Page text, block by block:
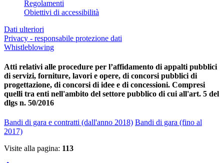
Regolamenti
Obiettivi di accessibilità
Dati ulteriori
Privacy - responsabile protezione dati
Whistleblowing
Atti relativi alle procedure per l’affidamento di appalti pubblici
di servizi, forniture, lavori e opere, di concorsi pubblici di
progettazione, di concorsi di idee e di concessioni. Compresi
quelli tra enti nell'ambito del settore pubblico di cui all'art. 5 del
dlgs n. 50/2016
Bandi di gara e contratti (dall'anno 2018) Bandi di gara (fino al
2017)
Visite alla pagina: 113